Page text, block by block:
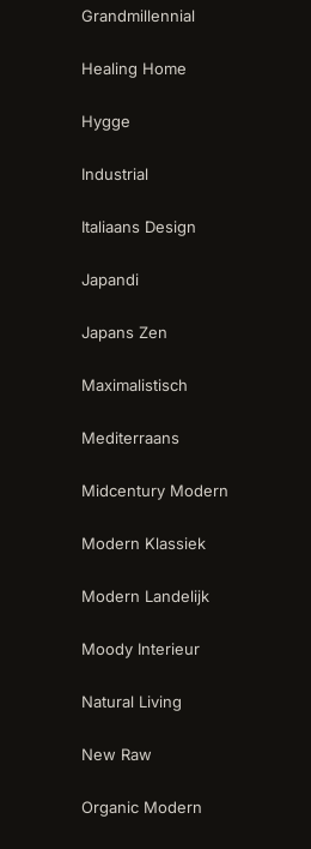
Grandmillennial
Healing Home
Hygge
Industrial
Italiaans Design
Japandi
Japans Zen
Maximalistisch
Mediterraans
Midcentury Modern
Modern Klassiek
Modern Landelijk
Moody Interieur
Natural Living
New Raw
Organic Modern